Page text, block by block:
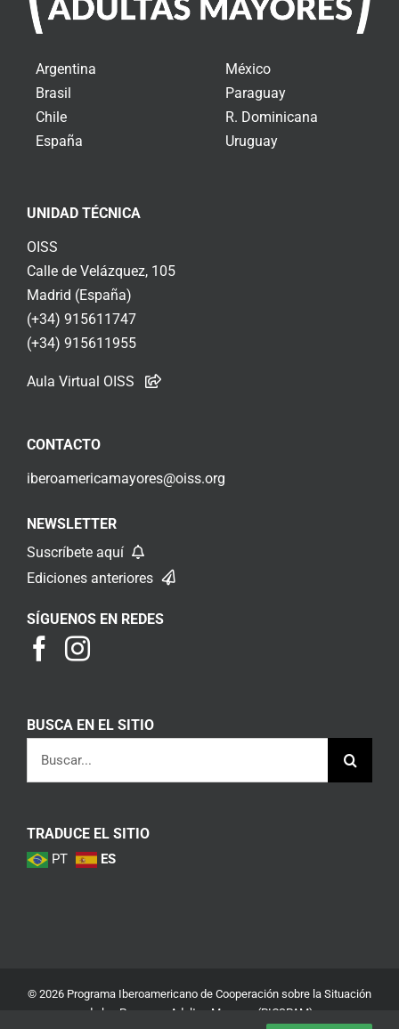
Argentina
Brasil
Chile
España
México
Paraguay
R. Dominicana
Uruguay
UNIDAD TÉCNICA
OISS
Calle de Velázquez, 105
Madrid (España)
(+34) 915611747
(+34) 915611955
Aula Virtual OISS
CONTACTO
iberoamericamayores@oiss.org
NEWSLETTER
Suscríbete aquí
Ediciones anteriores
SÍGUENOS EN REDES
BUSCA EN EL SITIO
TRADUCE EL SITIO
PT ES
© 2026 Programa Iberoamericano de Cooperación sobre la Situación
de las Personas Adultas Mayores (PICSPAM)